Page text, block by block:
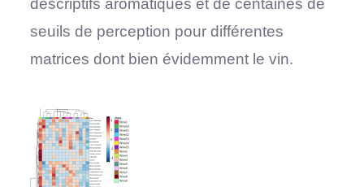
descriptifs aromatiques et de centaines de
seuils de perception pour différentes
matrices dont bien évidemment le vin.